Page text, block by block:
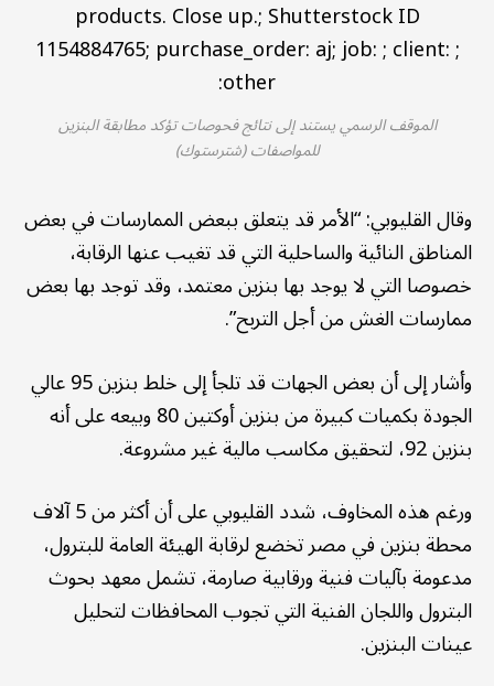
الموقف الرسمي يستند إلى نتائج فحوصات تؤكد مطابقة البنزين
للمواصفات (شترستوك)
وقال القليوبي: “الأمر قد يتعلق ببعض الممارسات في بعض
المناطق النائية والساحلية التي قد تغيب عنها الرقابة،
خصوصا التي لا يوجد بها بنزين معتمد، وقد توجد بها بعض
ممارسات الغش من أجل التربح”.
وأشار إلى أن بعض الجهات قد تلجأ إلى خلط بنزين 95 عالي
الجودة بكميات كبيرة من بنزين أوكتين 80 وبيعه على أنه
بنزين 92، لتحقيق مكاسب مالية غير مشروعة.
ورغم هذه المخاوف، شدد القليوبي على أن أكثر من 5 آلاف
محطة بنزين في مصر تخضع لرقابة الهيئة العامة للبترول،
مدعومة بآليات فنية ورقابية صارمة، تشمل معهد بحوث
البترول واللجان الفنية التي تجوب المحافظات لتحليل
عينات البنزين.